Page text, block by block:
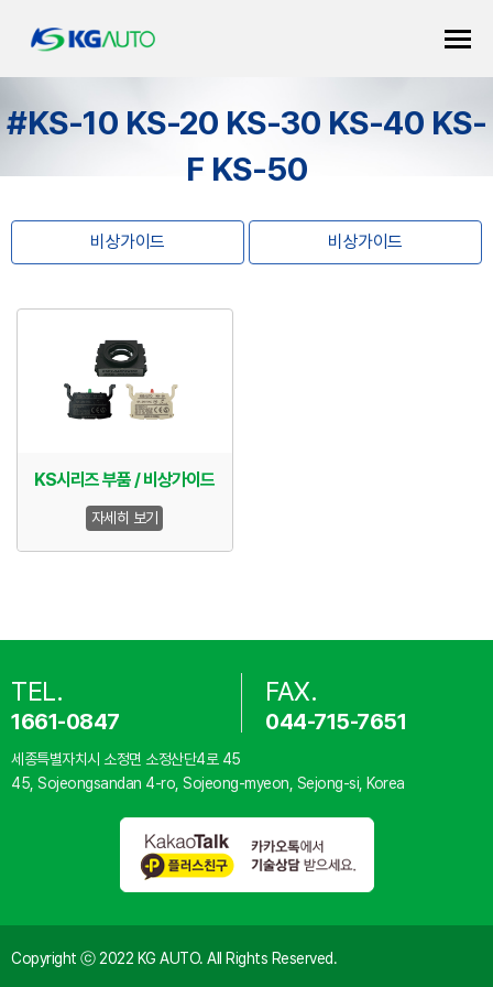
#KS-10 KS-20 KS-30 KS-40 KS-
F KS-50
비상가이드 비상가이드
KS시리즈 부품 / 비상가이드
자세히 보기
TEL.
1661-0847
FAX.
044-715-7651
세종특별자치시 소정면 소정산단4로 45
45, Sojeongsandan 4-ro, Sojeong-myeon, Sejong-si, Korea
Copyright ⓒ 2022 KG AUTO. All Rights Reserved.